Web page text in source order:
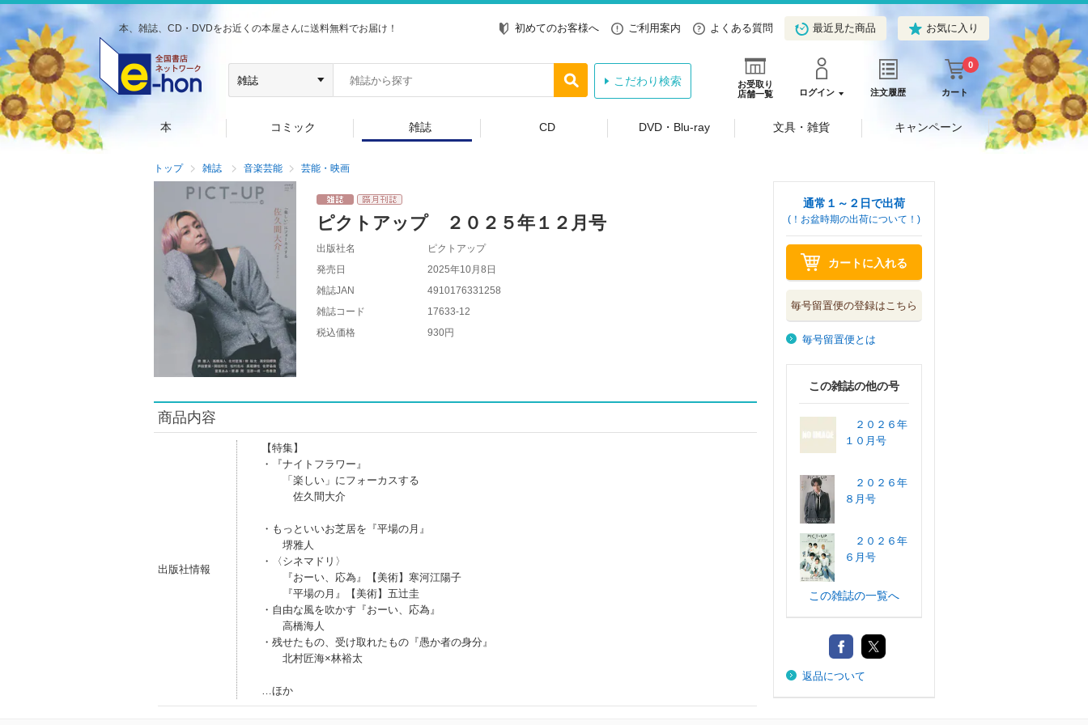
本、雑誌、CD・DVDをお近くの本屋さんに送料無料でお届け！ 初めてのお客様へ ご利用案内 よくある質問 最近見た商品 お気に入り
お受取り
店舗一覧
ログイン 注文履歴 カート
0
こだわり検索
本 コミック 雑誌 CD DVD・Blu-ray 文具・雑貨 キャンペーン
トップ 雑誌 音楽芸能 芸能・映画
ピクトアップ ２０２５年１２月号
出版社名
ピクトアップ
発売日
2025年10月8日
雑誌JAN
4910176331258
雑誌コード
17633-12
税込価格
930円
商品内容
出版社情報
【特集】
・『ナイトフラワー』
「楽しい」にフォーカスする
佐久間大介
・もっといいお芝居を『平場の月』
堺雅人
・〈シネマドリ〉
『おーい、応為』【美術】寒河江陽子
『平場の月』【美術】五辻圭
・自由な風を吹かす『おーい、応為』
高橋海人
・残せたもの、受け取れたもの『愚か者の身分』
北村匠海×林裕太
…ほか
通常１～２日で出荷
(！お盆時期の出荷について！)
カートに入れる
毎号留置便の登録はこちら
毎号留置便とは
この雑誌の他の号
２０２６年
１０月号
２０２６年
８月号
２０２６年
６月号
この雑誌の一覧へ
返品について